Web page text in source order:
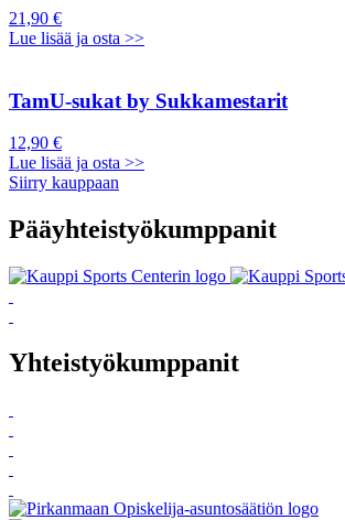
21,90 €
Lue lisää ja osta >>
TamU-sukat by Sukkamestarit
12,90 €
Lue lisää ja osta >>
Siirry kauppaan
Pääyhteistyökumppanit
Yhteistyökumppanit